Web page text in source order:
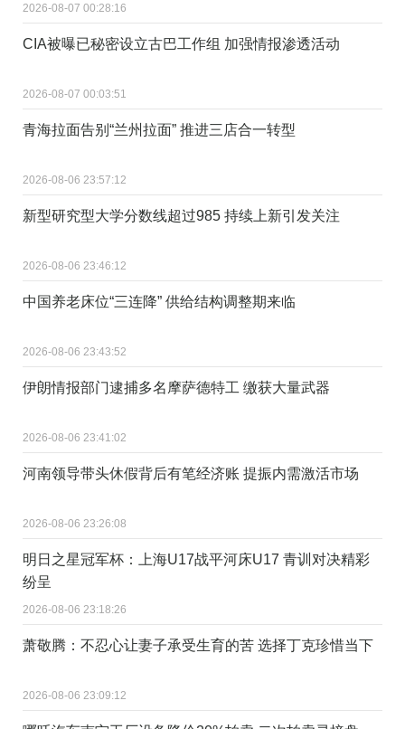
2026-08-07 00:28:16
CIA被曝已秘密设立古巴工作组 加强情报渗透活动
2026-08-07 00:03:51
青海拉面告别“兰州拉面” 推进三店合一转型
2026-08-06 23:57:12
新型研究型大学分数线超过985 持续上新引发关注
2026-08-06 23:46:12
中国养老床位“三连降” 供给结构调整期来临
2026-08-06 23:43:52
伊朗情报部门逮捕多名摩萨德特工 缴获大量武器
2026-08-06 23:41:02
河南领导带头休假背后有笔经济账 提振内需激活市场
2026-08-06 23:26:08
明日之星冠军杯：上海U17战平河床U17 青训对决精彩
纷呈
2026-08-06 23:18:26
萧敬腾：不忍心让妻子承受生育的苦 选择丁克珍惜当下
2026-08-06 23:09:12